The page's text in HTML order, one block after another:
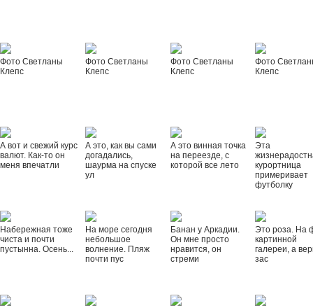
Фото Светланы
Клепс
Фото Светланы
Клепс
Фото Светланы
Клепс
Фото
Клепс
А вот и свежий курс
валют. Как-то он
меня впечатли
А это, как вы сами
догадались,
шаурма на спуске
ул
А это винная точка
на переезде, с
которой все лето
Эта
курортница
примеривает
футболку
Набережная тоже
чиста и почти
пустынна. Осень...
На море сегодня
небольшое
волнение. Пляж
почти пус
Банан у Аркадии.
Он мне просто
нравится, он
стреми
Это роза. На
картинной
галереи, а
зас